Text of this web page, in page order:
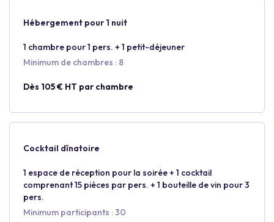
Hébergement pour 1 nuit
1 chambre pour 1 pers. + 1 petit-déjeuner
Minimum de chambres : 8
Dès 105 € HT par chambre
Cocktail dînatoire
1 espace de réception pour la soirée + 1 cocktail
comprenant 15 pièces par pers. + 1 bouteille de vin pour 3
pers.
Minimum participants : 30